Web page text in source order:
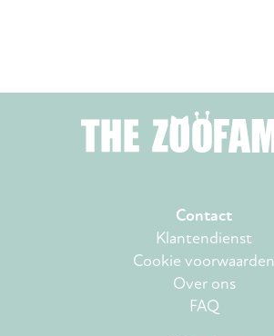
Contact
Klantendienst
Cookie voorwaarden
Over ons
FAQ